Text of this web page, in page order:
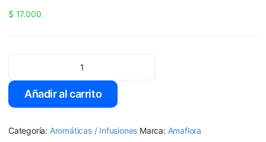
$ 17.000
Añadir al carrito
Categoría: Aromáticas / Infusiones Marca: Amaflora